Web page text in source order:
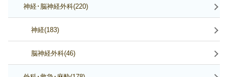
神経･脳神経外科(220)
神経(183)
脳神経外科(46)